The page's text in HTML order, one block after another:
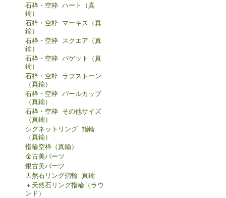
石枠・空枠 ハート（真
鍮）
石枠・空枠 マーキス（真
鍮）
石枠・空枠 スクエア（真
鍮）
石枠・空枠 バゲット（真
鍮）
石枠・空枠 ラフストーン
（真鍮）
石枠・空枠 パールカップ
（真鍮）
石枠・空枠 その他サイズ
（真鍮）
シグネットリング 指輪
（真鍮）
指輪空枠（真鍮）
金古美パーツ
銀古美パーツ
天然石リング指輪 真鍮
＋天然石リング指輪（ラウ
ンド）